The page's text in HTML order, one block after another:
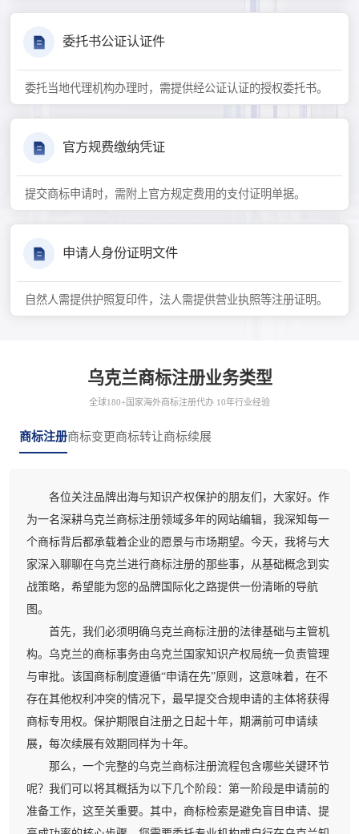
委托书公证认证件
委托当地代理机构办理时，需提供经公证认证的授权委托书。
官方规费缴纳凭证
提交商标申请时，需附上官方规定费用的支付证明单据。
申请人身份证明文件
自然人需提供护照复印件，法人需提供营业执照等注册证明。
乌克兰商标注册业务类型
全球180+国家海外商标注册代办 10年行业经验
商标注册商标变更商标转让商标续展
各位关注品牌出海与知识产权保护的朋友们，大家好。作
为一名深耕乌克兰商标注册领域多年的网站编辑，我深知每一
个商标背后都承载着企业的愿景与市场期望。今天，我将与大
家深入聊聊在乌克兰进行商标注册的那些事，从基础概念到实
战策略，希望能为您的品牌国际化之路提供一份清晰的导航
图。
首先，我们必须明确乌克兰商标注册的法律基础与主管机
构。乌克兰的商标事务由乌克兰国家知识产权局统一负责管理
与审批。该国商标制度遵循“申请在先”原则，这意味着，在不
存在其他权利冲突的情况下，最早提交合规申请的主体将获得
商标专用权。保护期限自注册之日起十年，期满前可申请续
展，每次续展有效期同样为十年。
那么，一个完整的乌克兰商标注册流程包含哪些关键环节
呢？我们可以将其概括为以下几个阶段：第一阶段是申请前的
准备工作，这至关重要。其中，商标检索是避免盲目申请、提